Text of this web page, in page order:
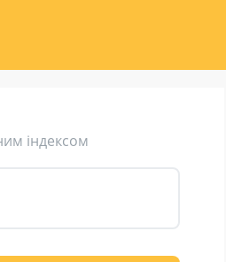
індексом